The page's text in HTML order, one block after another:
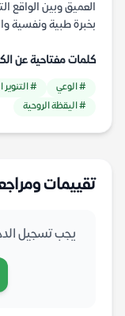
العميق وبين الواقع
بخبرة طبية ونفسية
كلمات مفتاحية عن
# الوعي # التنوير
# اليقظة الروحية
تقييمات
يجب تسجيل